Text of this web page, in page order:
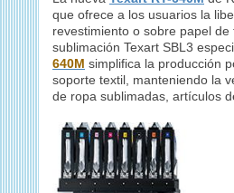
que ofrece a los usuarios la
revestimiento o sobre papel
sublimación Texart SBL3
640M simplifica la producción
soporte textil, manteniendo la
de ropa sublimadas, artículos